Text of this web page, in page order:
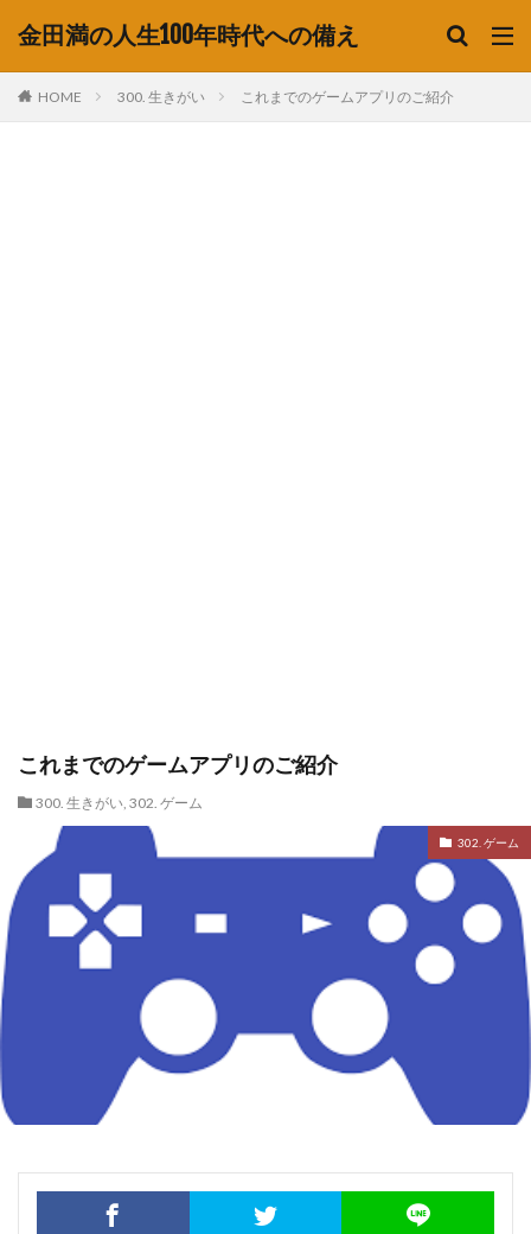
金田満の人生100年時代への備え
HOME 300. 生きがい これまでのゲームアプリのご紹介
これまでのゲームアプリのご紹介
300. 生きがい, 302. ゲーム
302. ゲーム